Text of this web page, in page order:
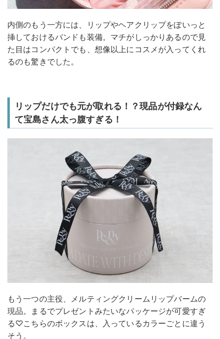
内側のもう一方には、リップやヘアクリップをぽいっと
挿しておけるバンドも装備。マチがしっかりあるので見
た目はコンパクトでも、想像以上にコスメが入ってくれ
るのも驚きでした。
リップだけでも元が取れる！？現品が付録なん
て宝島さん太っ腹すぎる！
もう一つの主役、メルティングクリームリップバームの
現品。まるでプレゼントみたいなパッケージが可愛すぎ
る♡こちらのボックスは、入っているカラーごとに違う
そう。